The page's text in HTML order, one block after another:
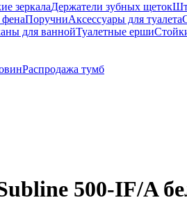
зеркалаДержатели зубных щеток
ПоручниАксессуары для туалета
для ваннойТуалетные ерши
Распродажа тумб
500-IF/A